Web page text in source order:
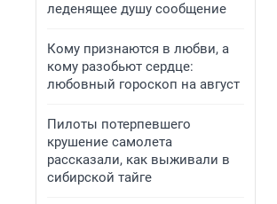
леденящее душу сообщение
Кому признаются в любви, а
кому разобьют сердце:
любовный гороскоп на август
Пилоты потерпевшего
крушение самолета
рассказали, как выживали в
сибирской тайге